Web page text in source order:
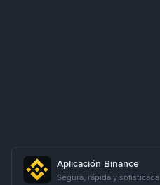
Aplicación Binance
Segura, rápida y sofisticada